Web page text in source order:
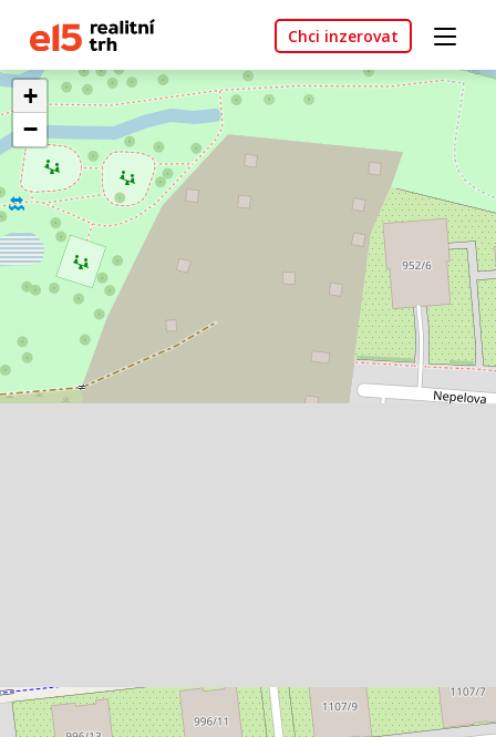
Chci inzerovat
+
−